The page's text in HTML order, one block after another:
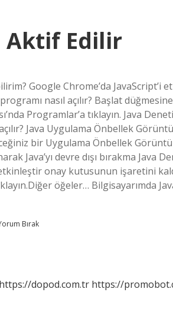
Aktif Edilir
Google Chrome’da JavaScript’i
nasıl açılır? Başlat
Programlar’a tıklayın. Java
Java Uygulama Önbellek
bir Uygulama Önbellek
Java’yı devre dışı bırakma Java
onay kutusunun işaretini
öğeler… Bilgisayarımda
Bırak
https://dopod.com.tr https://